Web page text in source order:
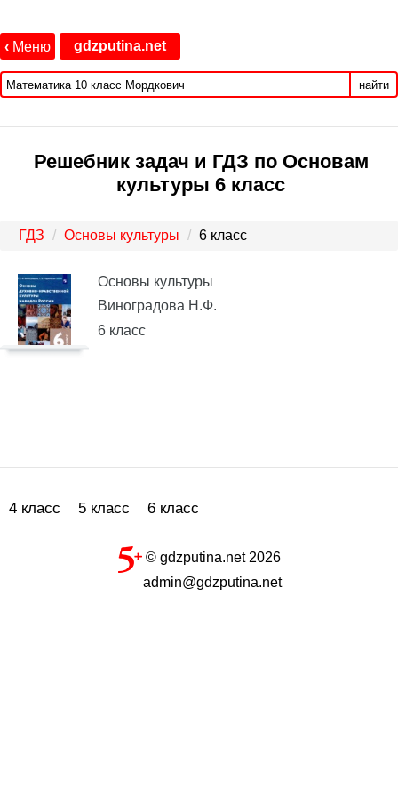
‹ Меню gdzputina.net
найти
Решебник задач и ГДЗ по Основам
культуры 6 класс
ГДЗ Основы культуры 6 класс
Основы культуры
Виноградова Н.Ф.
6 класс
4 класс 5 класс 6 класс
© gdzputina.net 2026
admin@gdzputina.net